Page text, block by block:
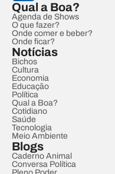
Qual a Boa?
Agenda de Shows
O que fazer?
Onde comer e beber?
Onde ficar?
Notícias
Bichos
Cultura
Economia
Educação
Política
Qual a Boa?
Cotidiano
Saúde
Tecnologia
Meio Ambiente
Blogs
Caderno Animal
Conversa Política